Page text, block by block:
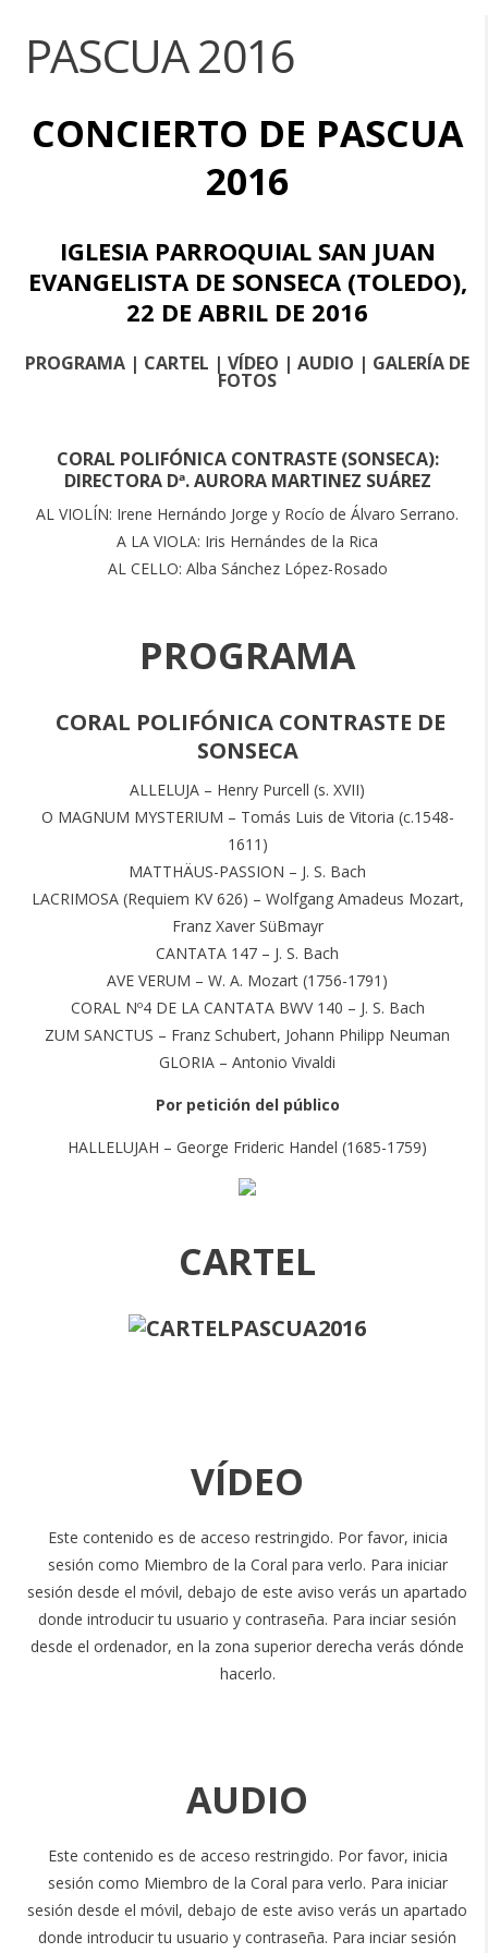
PASCUA 2016
CONCIERTO DE PASCUA
2016
IGLESIA PARROQUIAL SAN JUAN
EVANGELISTA DE SONSECA (TOLEDO),
22 DE ABRIL DE 2016
PROGRAMA | CARTEL |VÍDEO |AUDIO | GALERÍA DE
FOTOS
CORAL POLIFÓNICA CONTRASTE (SONSECA):
DIRECTORA Dª. AURORA MARTINEZ SUÁREZ
AL VIOLÍN: Irene Hernándo Jorge y Rocío de Álvaro Serrano.
A LA VIOLA: Iris Hernándes de la Rica
AL CELLO: Alba Sánchez López-Rosado
PROGRAMA
CORAL POLIFÓNICA CONTRASTE DE
SONSECA
ALLELUJA – Henry Purcell (s. XVII)
O MAGNUM MYSTERIUM – Tomás Luis de Vitoria (c.1548-
1611)
MATTHÄUS-PASSION – J. S. Bach
LACRIMOSA (Requiem KV 626) – Wolfgang Amadeus Mozart,
Franz Xaver SüBmayr
CANTATA 147 – J. S. Bach
AVE VERUM – W. A. Mozart (1756-1791)
CORAL Nº4 DE LA CANTATA BWV 140 – J. S. Bach
ZUM SANCTUS – Franz Schubert, Johann Philipp Neuman
GLORIA – Antonio Vivaldi
Por petición del público
HALLELUJAH – George Frideric Handel (1685-1759)
CARTEL
VÍDEO
Este contenido es de acceso restringido. Por favor, inicia
sesión como Miembro de la Coral para verlo. Para iniciar
sesión desde el móvil, debajo de este aviso verás un apartado
donde introducir tu usuario y contraseña. Para inciar sesión
desde el ordenador, en la zona superior derecha verás dónde
hacerlo.
AUDIO
Este contenido es de acceso restringido. Por favor, inicia
sesión como Miembro de la Coral para verlo. Para iniciar
sesión desde el móvil, debajo de este aviso verás un apartado
donde introducir tu usuario y contraseña. Para inciar sesión